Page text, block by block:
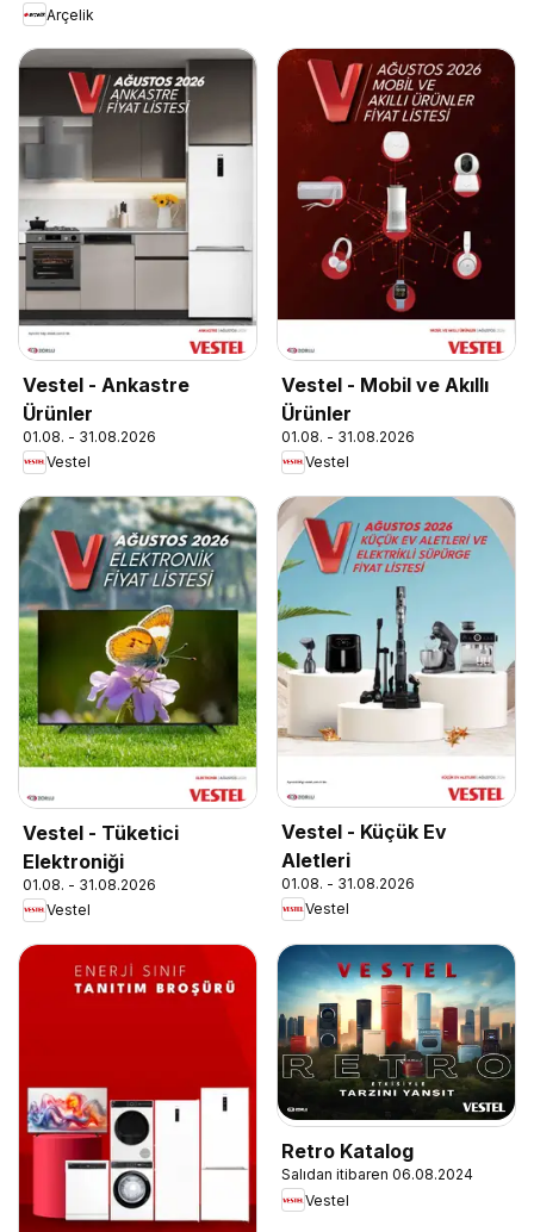
Arçelik
Vestel - Ankastre
Ürünler
01.08. - 31.08.2026
Vestel
Vestel - Mobil ve Akıllı
Ürünler
01.08. - 31.08.2026
Vestel
Vestel - Tüketici
Elektroniği
01.08. - 31.08.2026
Vestel
Vestel - Küçük Ev
Aletleri
01.08. - 31.08.2026
Vestel
Retro Katalog
Salıdan itibaren 06.08.2024
Vestel